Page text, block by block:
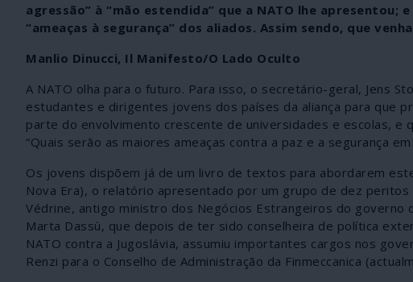
agressão” à “mão estendida” que a NATO lhe apresentou;
“ameaças à segurança” dos aliados. Assim sendo, que
Manlio Dinucci, Il Manifesto/O Lado Oculto
A NATO olha para o futuro. Para isso, o secretário-geral, Jens
estudantes e dirigentes jovens dos países da aliança para que
parte do envolvimento crescente de universidades e escolas, e
“Quais serão as maiores ameaças contra a paz e a segurança
Os jovens dispõem já de um livro de textos para abordarem
Nova Era), o relatório apresentado por um grupo de dez
Védrine, antigo ministro dos Negócios Estrangeiros do governo
Marta Dassù, que depois de ter sido conselheira de política
NATO contra a Jugoslávia, assumiu importantes cargos nos
Renzi para o Conselho de Administração da Finmeccanica